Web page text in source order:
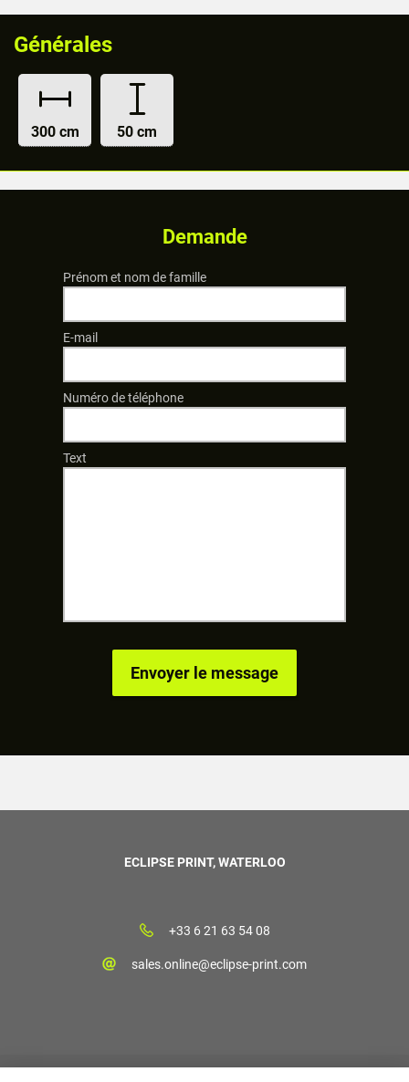
Générales
300 cm 50 cm
Demande
Prénom et nom de famille
E-mail
Numéro de téléphone
Text
ECLIPSE PRINT, WATERLOO
+33 6 21 63 54 08
sales.online@eclipse-print.com